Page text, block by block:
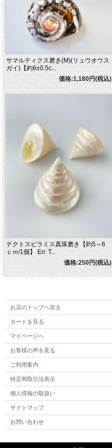
サマルティクス磨き(M)(リュウオウス
ガイ)【約6±0.5c...
価格:1,180円(税込)
テクトスピラミス真珠磨き【約5～6
ｃｍ/1個】 En: T...
価格:250円(税込)
お店のトップへ戻る
カートを見る
マイページへ
お客様の声を見る
ご利用案内
特定商取引法表示
個人情報の取扱い
サイトマップ
お問い合わせ